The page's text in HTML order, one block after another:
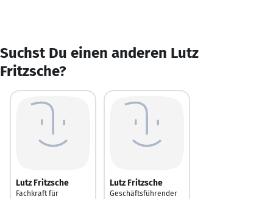
Suchst Du einen anderen Lutz
Fritzsche?
Lutz Fritzsche
Fachkraft für
Lutz Fritzsche
Geschäftsführender